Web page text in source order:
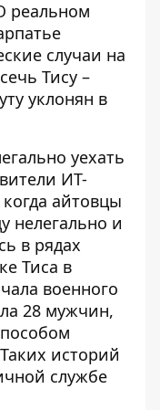
реальном
случаи на
Тису –
уклонян в
уехать
ИТ-
айтовцы
нелегально и
в рядах
Тиса в
военного
28 мужчин,
историй
службе